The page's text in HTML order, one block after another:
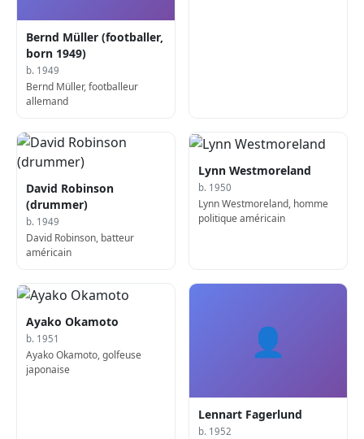
Bernd Müller (footballer,
born 1949)
b. 1949
Bernd Müller, footballeur
allemand
David Robinson
(drummer)
b. 1949
David Robinson, batteur
américain
Lynn Westmoreland
b. 1950
Lynn Westmoreland, homme
politique américain
Ayako Okamoto
b. 1951
Ayako Okamoto, golfeuse
japonaise
👤
Lennart Fagerlund
b. 1952